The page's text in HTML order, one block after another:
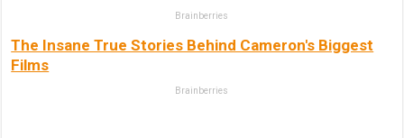
Brainberries
The Insane True Stories Behind Cameron's Biggest
Films
Brainberries